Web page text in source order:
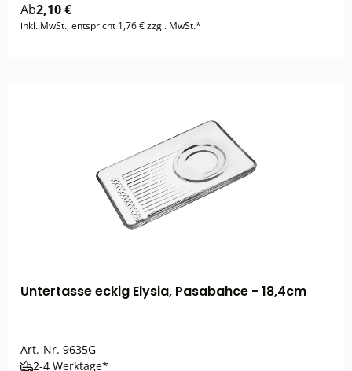
Ab2,10 €
inkl. MwSt., entspricht 1,76 € zzgl. MwSt.*
Untertasse eckig Elysia, Pasabahce - 18,4cm
Art.-Nr. 9635G
2-4 Werktage*